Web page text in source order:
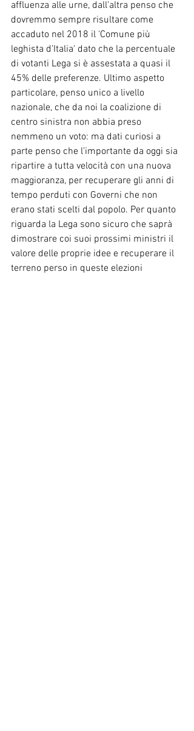
affluenza alle urne, dall’altra penso che
dovremmo sempre risultare come
accaduto nel 2018 il 'Comune più
leghista d’Italia' dato che la percentuale
di votanti Lega si è assestata a quasi il
45% delle preferenze. Ultimo aspetto
particolare, penso unico a livello
nazionale, che da noi la coalizione di
centro sinistra non abbia preso
nemmeno un voto: ma dati curiosi a
parte penso che l’importante da oggi sia
ripartire a tutta velocità con una nuova
maggioranza, per recuperare gli anni di
tempo perduti con Governi che non
erano stati scelti dal popolo. Per quanto
riguarda la Lega sono sicuro che saprà
dimostrare coi suoi prossimi ministri il
valore delle proprie idee e recuperare il
terreno perso in queste elezioni